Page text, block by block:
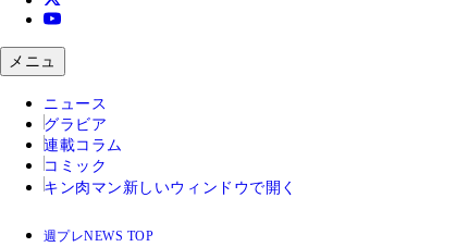
メニュ
ニュース
グラビア
連載コラム
コミック
キン肉マン 新しいウィンドウで開く
週プレNEWS TOP